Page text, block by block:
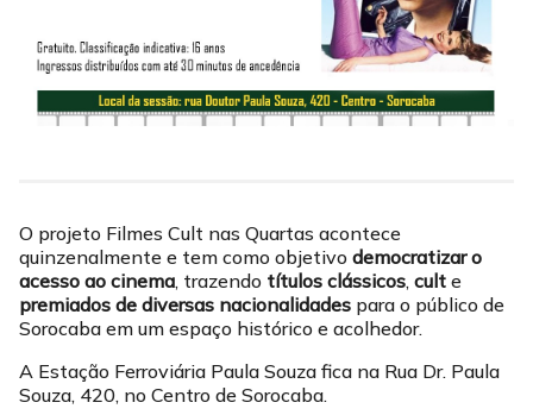
O projeto Filmes Cult nas Quartas acontece
quinzenalmente e tem como objetivo democratizar o
acesso ao cinema, trazendo títulos clássicos, cult e
premiados de diversas nacionalidades para o público de
Sorocaba em um espaço histórico e acolhedor.
A Estação Ferroviária Paula Souza fica na Rua Dr. Paula
Souza, 420, no Centro de Sorocaba.